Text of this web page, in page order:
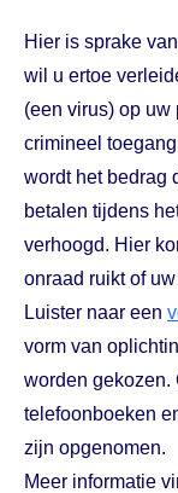
Hier is sprake van
wil u ertoe
(een virus) op
crimineel
wordt het bedrag
betalen tijdens
verhoogd. Hier
onraad ruikt of
Luister naar een
vorm van
worden gekozen.
telefoonboeken
zijn opgenomen.
Meer informatie